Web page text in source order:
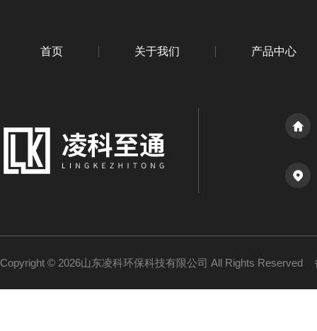
首页 关于我们 产品中心
Copyright © 2026山东凌科环保科技有限公司 All Rights Reserved